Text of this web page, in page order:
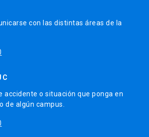
con las distintas áreas de la
accidente o situación que ponga en
de algún campus.